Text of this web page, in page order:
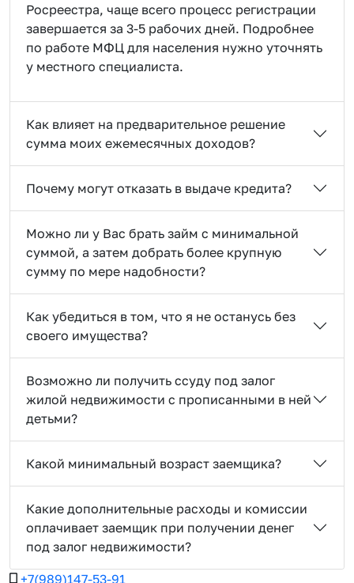
Росреестра, чаще всего процесс регистрации
завершается за 3-5 рабочих дней. Подробнее
по работе МФЦ для населения нужно уточнять
у местного специалиста.
Как влияет на предварительное решение
сумма моих ежемесячных доходов?
Почему могут отказать в выдаче кредита?
Можно ли у Вас брать займ с минимальной
суммой, а затем добрать более крупную
сумму по мере надобности?
Как убедиться в том, что я не останусь без
своего имущества?
Возможно ли получить ссуду под залог
жилой недвижимости с прописанными в ней
детьми?
Какой минимальный возраст заемщика?
Какие дополнительные расходы и комиссии
оплачивает заемщик при получении денег
под залог недвижимости?
+7(989)147-53-91